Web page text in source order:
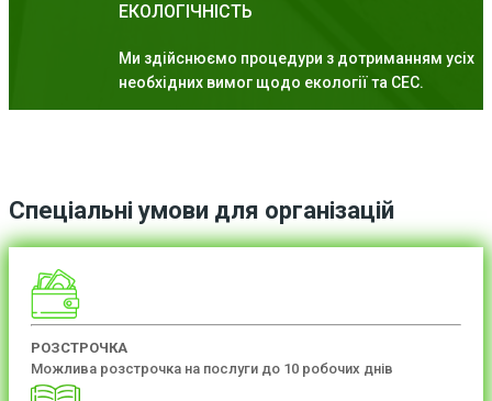
ЕКОЛОГІЧНІСТЬ
Ми здійснюємо процедури з дотриманням усіх
необхідних вимог щодо екології та СЕС.
Спеціальні умови для організацій
РОЗСТРОЧКА
Можлива розстрочка на послуги до 10 робочих днів